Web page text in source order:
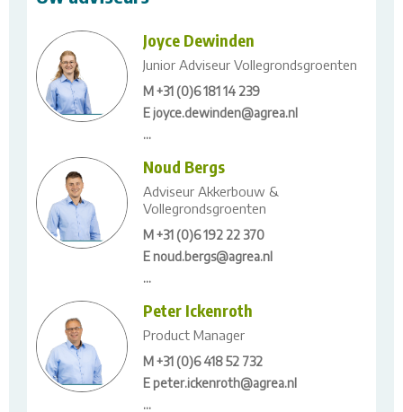
Joyce Dewinden
Junior Adviseur Vollegrondsgroenten
M +31 (0)6 181 14 239
E joyce.dewinden@agrea.nl
...
Noud Bergs
Adviseur Akkerbouw &
Vollegrondsgroenten
M +31 (0)6 192 22 370
E noud.bergs@agrea.nl
...
Peter Ickenroth
Product Manager
M +31 (0)6 418 52 732
E peter.ickenroth@agrea.nl
...